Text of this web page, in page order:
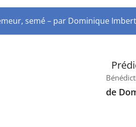
semé – par Dominique
de